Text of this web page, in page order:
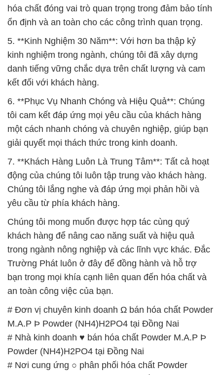
danh tiếng vững chắc dựa trên chất lượng và cam
kết đối với khách hàng.
6. **Phục Vụ Nhanh Chóng và Hiệu Quả**: Chúng
tôi cam kết đáp ứng mọi yêu cầu của khách hàng
một cách nhanh chóng và chuyên nghiệp, giúp bạn
giải quyết mọi thách thức trong kinh doanh.
7. **Khách Hàng Luôn Là Trung Tâm**: Tất cả hoạt
động của chúng tôi luôn tập trung vào khách hàng.
Chúng tôi lắng nghe và đáp ứng mọi phản hồi và
yêu cầu từ phía khách hàng.
Chúng tôi mong muốn được hợp tác cùng quý
khách hàng để nâng cao năng suất và hiệu quả
trong ngành nông nghiệp và các lĩnh vực khác. Đắc
Trường Phát luôn ở đây để đồng hành và hỗ trợ
bạn trong mọi khía cạnh liên quan đến hóa chất và
an toàn công việc của bạn.
# Đơn vị chuyên kinh doanh Ω bán hóa chất Powder
M.A.P Þ Powder (NH4)H2PO4 tại Đồng Nai
# Nhà kinh doanh ♥ bán hóa chất Powder M.A.P Þ
Powder (NH4)H2PO4 tại Đồng Nai
# Nơi cung ứng ○ phân phối hóa chất Powder
M.A.P Þ Powder (NH4)H2PO4 tại Đồng Nai
# Cty chuyên cung cấp { cung ứng } hóa chất
Powder M.A.P Þ Powder (NH4)H2PO4 tại Đồng Nai
# Địa chỉ chuyên phân phối = cung ứng hóa chất